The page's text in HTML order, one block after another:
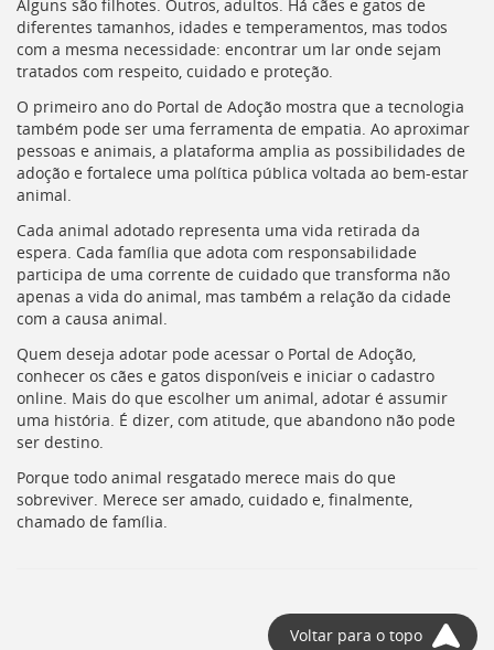
Alguns são filhotes. Outros, adultos. Há cães e gatos de
diferentes tamanhos, idades e temperamentos, mas todos
com a mesma necessidade: encontrar um lar onde sejam
tratados com respeito, cuidado e proteção.
O primeiro ano do Portal de Adoção mostra que a tecnologia
também pode ser uma ferramenta de empatia. Ao aproximar
pessoas e animais, a plataforma amplia as possibilidades de
adoção e fortalece uma política pública voltada ao bem-estar
animal.
Cada animal adotado representa uma vida retirada da
espera. Cada família que adota com responsabilidade
participa de uma corrente de cuidado que transforma não
apenas a vida do animal, mas também a relação da cidade
com a causa animal.
Quem deseja adotar pode acessar o Portal de Adoção,
conhecer os cães e gatos disponíveis e iniciar o cadastro
online. Mais do que escolher um animal, adotar é assumir
uma história. É dizer, com atitude, que abandono não pode
ser destino.
Porque todo animal resgatado merece mais do que
sobreviver. Merece ser amado, cuidado e, finalmente,
chamado de família.
Voltar para o topo